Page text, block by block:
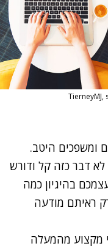
ומשפכים היטב.
דבר כזה קל ודורש
בהיגיון כמה
ראיתם מודעה
מקצוע מהמעלה